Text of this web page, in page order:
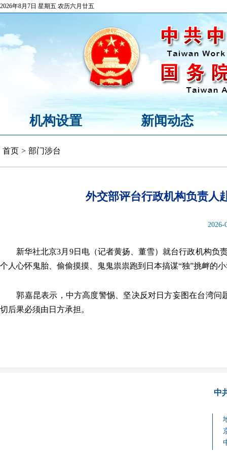
2026年8月7日 星期五 农历六月廿五
机构设置 新闻动态
首页 > 部门涉台
外交部评台行政机构负责人
2026-
新华社北京3月9日电（记者黄扬、董雪）就台行政机构负
个人心怀鬼胎、偷偷摸摸、鬼鬼祟祟跑到日本搞谋“独”挑衅的
郭嘉昆表示，中方高度警惕、坚决反对日方妄图在台湾问
切后果必须由日方承担。
中